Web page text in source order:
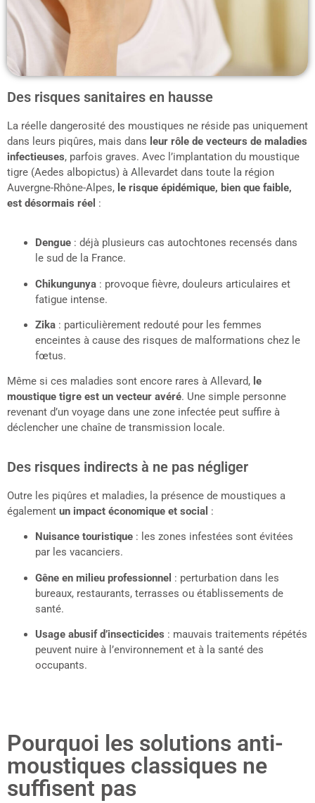
Des risques sanitaires en hausse
La réelle dangerosité des moustiques ne réside pas uniquement
dans leurs piqûres, mais dans leur rôle de vecteurs de maladies
infectieuses, parfois graves. Avec l’implantation du moustique
tigre (Aedes albopictus) à Allevardet dans toute la région
Auvergne-Rhône-Alpes, le risque épidémique, bien que faible,
est désormais réel :
Dengue : déjà plusieurs cas autochtones recensés dans
le sud de la France.
Chikungunya : provoque fièvre, douleurs articulaires et
fatigue intense.
Zika : particulièrement redouté pour les femmes
enceintes à cause des risques de malformations chez le
fœtus.
Même si ces maladies sont encore rares à Allevard, le
moustique tigre est un vecteur avéré. Une simple personne
revenant d’un voyage dans une zone infectée peut suffire à
déclencher une chaîne de transmission locale.
Des risques indirects à ne pas négliger
Outre les piqûres et maladies, la présence de moustiques a
également un impact économique et social :
Nuisance touristique : les zones infestées sont évitées
par les vacanciers.
Gêne en milieu professionnel : perturbation dans les
bureaux, restaurants, terrasses ou établissements de
santé.
Usage abusif d’insecticides : mauvais traitements répétés
peuvent nuire à l’environnement et à la santé des
occupants.
Pourquoi les solutions anti-
moustiques classiques ne
suffisent pas